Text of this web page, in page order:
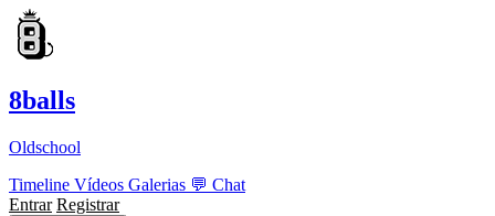
8balls
Oldschool
Timeline Vídeos Galerias 💬 Chat
Entrar Registrar